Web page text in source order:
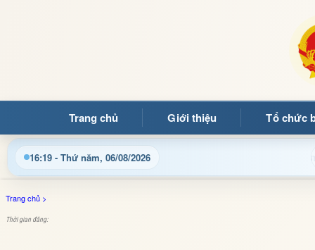
Trang chủ Giới thiệu Tổ chức
16:19 - Thứ năm, 06/08/2026
quý bạn đọc đến với Trang thông tin điện tử xã Mường Ảng
Trang chủ >
Thời gian đăng: